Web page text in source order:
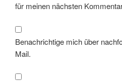
für meinen nächsten
Benachrichtige mich über
Mail.